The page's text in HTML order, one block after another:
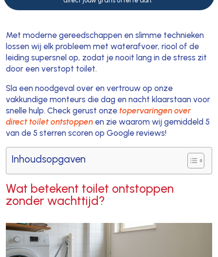
Met moderne gereedschappen en slimme technieken
lossen wij elk probleem met waterafvoer, riool of de
leiding supersnel op, zodat je nooit lang in de stress zit
door een verstopt toilet.
Sla een noodgeval over en vertrouw op onze
vakkundige monteurs die dag en nacht klaarstaan voor
snelle hulp. Check gerust onze topervaringen over
direct toilet ontstoppenen zie waarom wij gemiddeld 5
van de 5 sterren scoren op Google reviews!
Inhoudsopgaven
Wat betekent toilet ontstoppen
zonder wachttijd?